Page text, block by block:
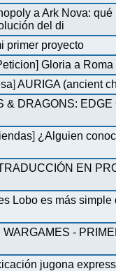
a Ark Nova:
del di
primer proyecto
Gloria a Roma
]AURIGA (ancient
& DRAGONS:
] ¿Alguien
EN
Lobo es más simple
WARGAMES -
jugona express